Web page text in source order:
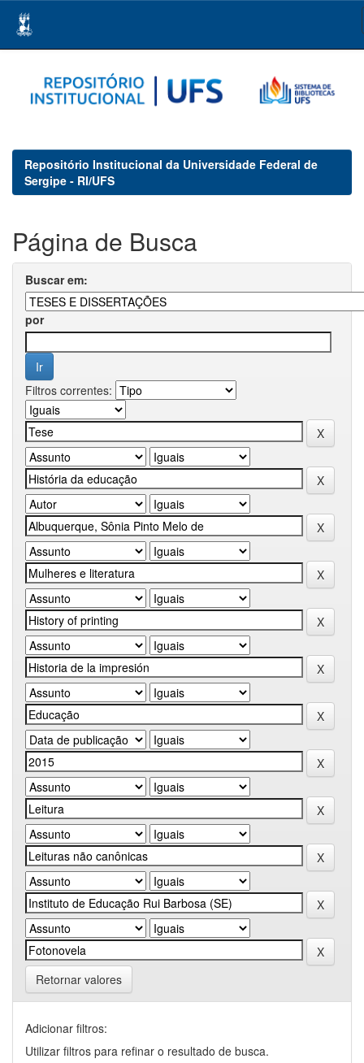
navigation
Repositório Institucional da Universidade Federal de
Sergipe - RI/UFS
Página de Busca
Buscar em:
por
Filtros correntes:
Retornar valores
Adicionar filtros:
Utilizar filtros para refinar o resultado de busca.